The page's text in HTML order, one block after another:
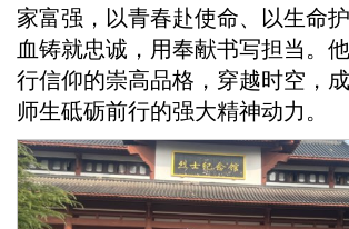
家富强，以青春赴使命、以生命
血铸就忠诚，用奉献书写担当。
行信仰的崇高品格，穿越时空，
师生砥砺前行的强大精神动力。